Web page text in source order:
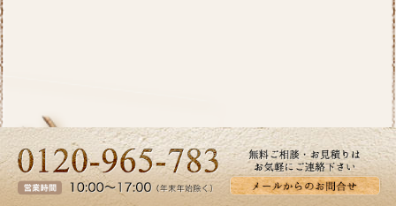
2026/04/24
ツツジの花が街を鮮やかに彩り、お出かけに
も最適な季節ですね。当社はゴールデンウイ